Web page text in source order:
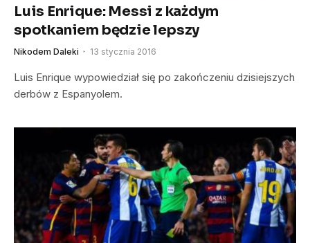
Luis Enrique: Messi z każdym
spotkaniem będzie lepszy
Nikodem Daleki 13 stycznia 2016
Luis Enrique wypowiedział się po zakończeniu dzisiejszych
derbów z Espanyolem.